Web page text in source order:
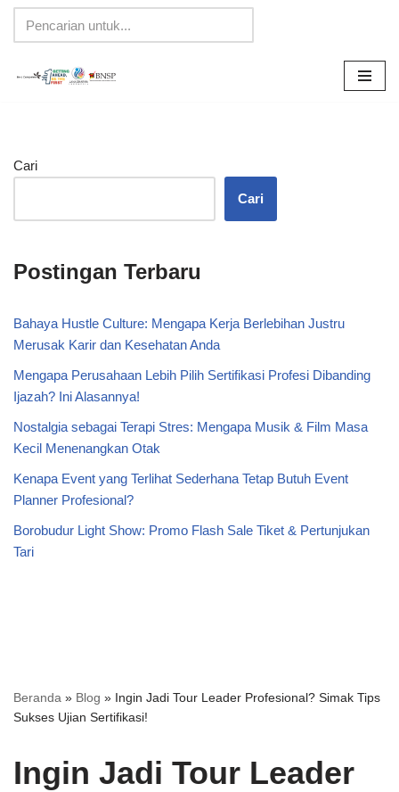
Lompat
Cari
Cari
Postingan Terbaru
Bahaya Hustle Culture: Mengapa Kerja Berlebihan Justru
Merusak Karir dan Kesehatan Anda
Mengapa Perusahaan Lebih Pilih Sertifikasi Profesi Dibanding
Ijazah? Ini Alasannya!
Nostalgia sebagai Terapi Stres: Mengapa Musik & Film Masa
Kecil Menenangkan Otak
Kenapa Event yang Terlihat Sederhana Tetap Butuh Event
Planner Profesional?
Borobudur Light Show: Promo Flash Sale Tiket & Pertunjukan
Tari
Beranda » Blog » Ingin Jadi Tour Leader Profesional? Simak Tips
Sukses Ujian Sertifikasi!
Ingin Jadi Tour Leader